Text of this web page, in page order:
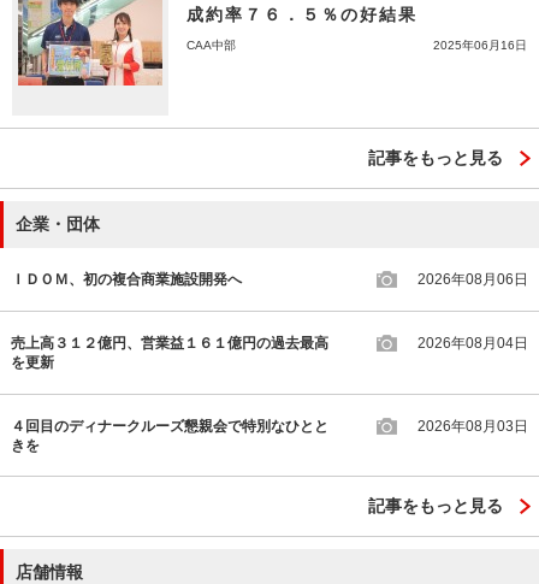
成約率７６．５％の好結果
CAA中部 2025年06月16日
記事をもっと見る
企業・団体
ＩＤＯＭ、初の複合商業施設開発へ 2026年08月06日
売上高３１２億円、営業益１６１億円の過去最高
を更新
2026年08月04日
４回目のディナークルーズ懇親会で特別なひとと
きを
2026年08月03日
記事をもっと見る
店舗情報